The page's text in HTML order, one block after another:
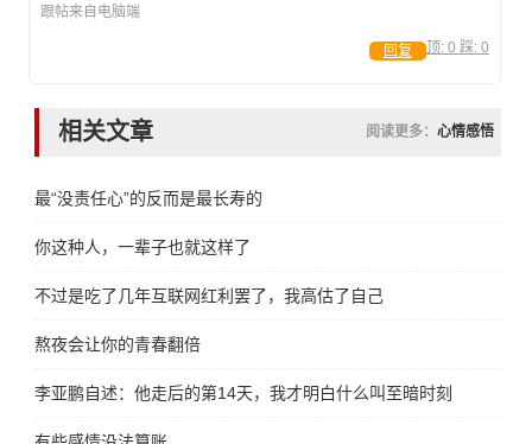
跟帖来自电脑端
顶: 0 踩: 0
回复
相关文章 阅读更多： 心情感悟
最“没责任心”的反而是最长寿的
你这种人，一辈子也就这样了
不过是吃了几年互联网红利罢了，我高估了自己
熬夜会让你的青春翻倍
李亚鹏自述：他走后的第14天，我才明白什么叫至暗时刻